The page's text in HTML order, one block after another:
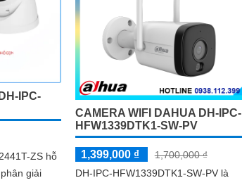
IPC-
ZS hỗ
giải
CAMERA WIFI DAHUA DH-IPC-
HFW1339DTK1-SW-PV
1,399,000 ₫
1,700,000 ₫
DH-IPC-HFW1339DTK1-SW-PV là